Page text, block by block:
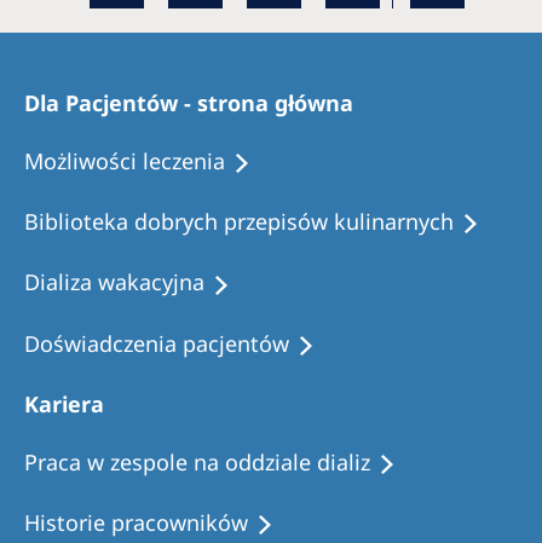
Dla Pacjentów - strona główna
Możliwości leczenia
Biblioteka dobrych przepisów kulinarnych
Dializa wakacyjna
Doświadczenia pacjentów
Kariera
Praca w zespole na oddziale dializ
Historie pracowników